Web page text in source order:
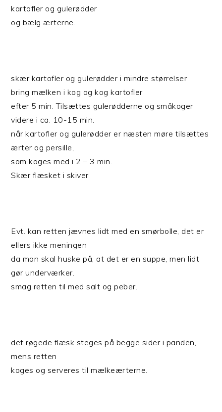
kartofler og gulerødder
og bælg ærterne.
skær kartofler og gulerødder i mindre størrelser
bring mælken i kog og kog kartofler
efter 5 min. Tilsættes gulerødderne og småkoger
videre i ca. 10-15 min.
når kartofler og gulerødder er næsten møre tilsættes
ærter og persille,
som koges med i 2 – 3 min.
Skær flæsket i skiver
Evt. kan retten jævnes lidt med en smørbolle, det er
ellers ikke meningen
da man skal huske på, at det er en suppe, men lidt
gør underværker.
smag retten til med salt og peber.
det røgede flæsk steges på begge sider i panden,
mens retten
koges og serveres til mælkeærterne.